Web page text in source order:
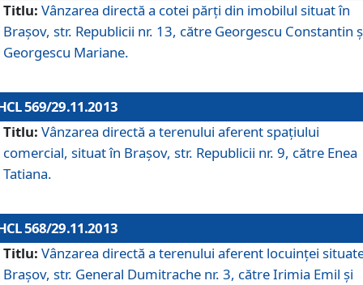
Titlu: Vânzarea directă a cotei părţi din imobilul situat în
Braşov, str. Republicii nr. 13, către Georgescu Constantin
Georgescu Mariane.
569/29.11.2013
Titlu: Vânzarea directă a terenului aferent spaţiului
comercial, situat în Braşov, str. Republicii nr. 9, către Enea
Tatiana.
568/29.11.2013
Titlu: Vânzarea directă a terenului aferent locuinţei
Braşov, str. General Dumitrache nr. 3, către Irimia Emil şi